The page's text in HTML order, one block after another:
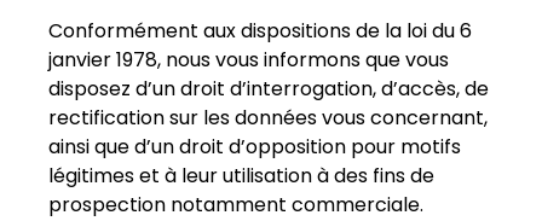
Conformément aux dispositions de la loi du 6
janvier 1978, nous vous informons que vous
disposez d’un droit d’interrogation, d’accès, de
rectification sur les données vous concernant,
ainsi que d’un droit d’opposition pour motifs
légitimes et à leur utilisation à des fins de
prospection notamment commerciale.